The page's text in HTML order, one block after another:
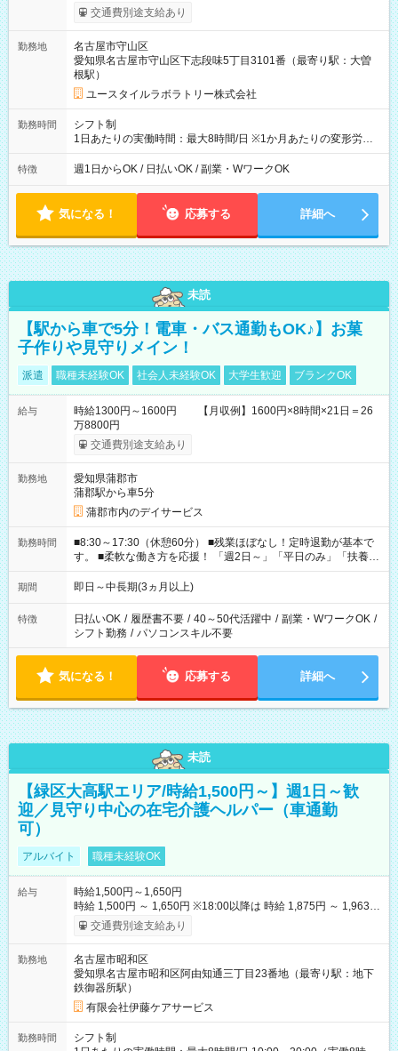
可・昇給可 【試用期間】試用期間あり 試用期間の長さ：3ヶ月
雇用形態、給与は本採用時と同じです。
交通費別途支給あり
勤務地
名古屋市守山区
愛知県名古屋市守山区下志段味5丁目3101番（最寄り駅：大曽
根駅）
ユースタイルラボラトリー株式会社
勤務時間
シフト制
1日あたりの実働時間：最大8時間/日 ※1か月あたりの変形労働
制（週平均40時間以内） 夜勤：17:00-翌09:00（休憩2時間）
特徴 週1日からOK / 日払いOK / 副業・WワークOK
気になる！ 応募する 詳細へ
未読
【駅から車で5分！電車・バス通勤もOK♪】お菓
子作りや見守りメイン！
派遣 職種未経験OK 社会人未経験OK 大学生歓迎 ブランクOK
給与
時給1300円～1600円 【月収例】1600円×8時間×21日＝26
万8800円
交通費別途支給あり
勤務地
愛知県蒲郡市
蒲郡駅から車5分
蒲郡市内のデイサービス
勤務時間
■8:30～17:30（休憩60分） ■残業ほぼなし！定時退勤が基本で
す。 ■柔軟な働き方を応援！ 「週2日～」「平日のみ」「扶養内
勤務」など、あなたの生活に合わせた相談が可能。 無理な連勤
もありませんので、自分のペースを大切にしながら、長く安心
保できるため、主婦（夫）の方も無理なく続けていただけま
す。
期間 即日～中長期(3ヵ月以上)
特徴 日払いOK / 履歴書不要 / 40～50代活躍中 / 副業・WワークOK /
シフト勤務 / パソコンスキル不要
気になる！ 応募する 詳細へ
未読
【緑区大高駅エリア/時給1,500円～】週1日～歓
迎／見守り中心の在宅介護ヘルパー（車通勤
可）
アルバイト 職種未経験OK
給与
時給1,500円～1,650円
時給 1,500円 ～ 1,650円 ※18:00以降は 時給 1,875円 ～ 1,963円
（夜間割増手当含む） 【その他手当・待遇】 ・昇給：年1回（4
月） ・賞与：業績や年間勤務時間により支給あり ・資格手当：
で） ・マイカー通勤可（駐車場あり） 【試用期間】試用期間な
し
交通費別途支給あり
勤務地
名古屋市昭和区
愛知県名古屋市昭和区阿由知通三丁目23番地（最寄り駅：地下
鉄御器所駅）
有限会社伊藤ケアサービス
勤務時間
シフト制